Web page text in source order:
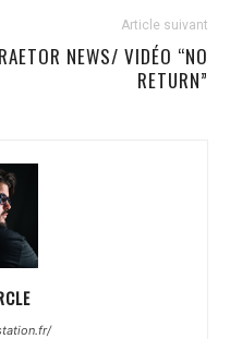
Article suivant
NEWS/ VIDÉO “NO
RETURN”